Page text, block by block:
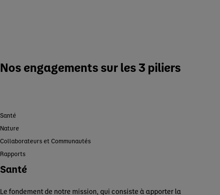
Nos engagements sur les 3 piliers
Santé
Nature
Collaborateurs et Communautés
Rapports
Santé
Le fondement de notre mission, qui consiste à apporter la